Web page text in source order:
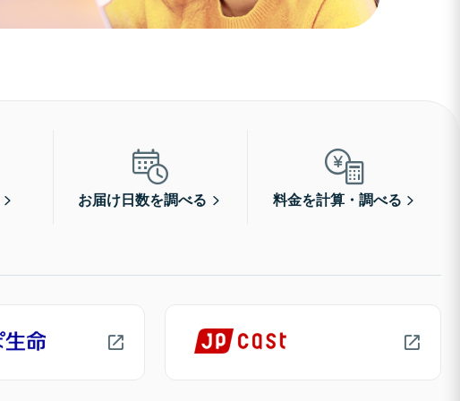
お届け日数を調べる 料金を計算・調べる